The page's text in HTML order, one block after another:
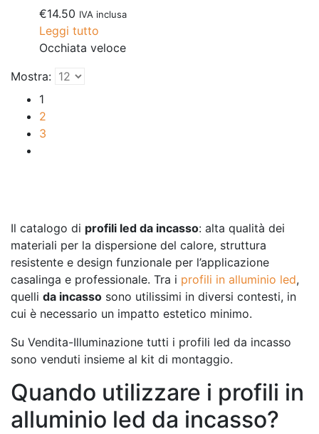
€14.50 IVA inclusa
Leggi tutto
Occhiata veloce
Mostra:
1
2
3
Il catalogo di profili led da incasso: alta qualità dei
materiali per la dispersione del calore, struttura
resistente e design funzionale per l’applicazione
casalinga e professionale. Tra i profili in alluminio led,
quelli da incasso sono utilissimi in diversi contesti, in
cui è necessario un impatto estetico minimo.
Su Vendita-Illuminazione tutti i profili led da incasso
sono venduti insieme al kit di montaggio.
Quando utilizzare i profili in
alluminio led da incasso?